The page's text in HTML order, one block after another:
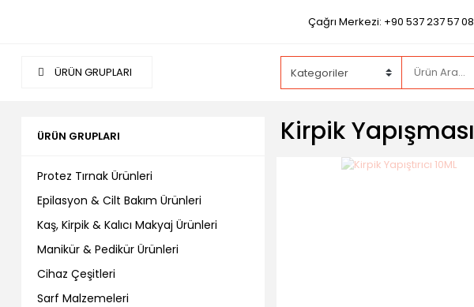
Çağrı Merkezi: +90 537 237 57 08
ÜRÜN GRUPLARI
ÜRÜN GRUPLARI
Protez Tırnak Ürünleri
Epilasyon & Cilt Bakım Ürünleri
Kaş, Kirpik & Kalıcı Makyaj Ürünleri
Manikür & Pedikür Ürünleri
Cihaz Çeşitleri
Sarf Malzemeleri
Kirpik Yapışması